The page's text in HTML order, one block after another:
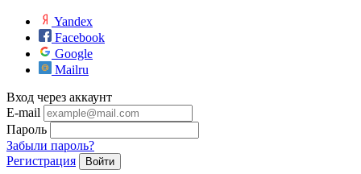
Yandex
Facebook
Google
Mailru
Вход через аккаунт
E-mail
Пароль
Забыли пароль?
Регистрация
Войти